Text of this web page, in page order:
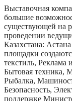
Выставочная
большие
существующей на
проведении
Казахстана:
площадки
текстиль,
Бытовая техника,
Рыбалка,
Безопасность,
поддержке